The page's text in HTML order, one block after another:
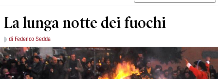
La lunga notte dei fuochi
di Federico Sedda